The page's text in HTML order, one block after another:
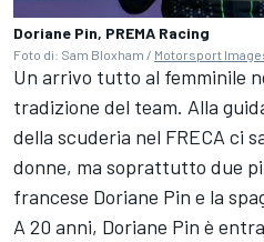
Doriane Pin, PREMA Racing
Foto di: Sam Bloxham / Motorsport
Un arrivo tutto al femminile
tradizione del team. Alla
della scuderia nel FRECA ci
donne, ma soprattutto due
francese Doriane Pin e la
A 20 anni, Doriane Pin è